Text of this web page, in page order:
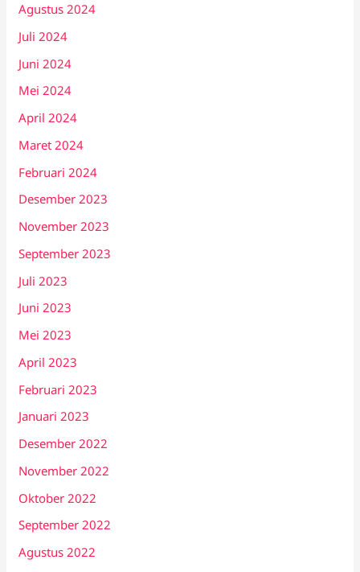
Agustus 2024
Juli 2024
Juni 2024
Mei 2024
April 2024
Maret 2024
Februari 2024
Desember 2023
November 2023
September 2023
Juli 2023
Juni 2023
Mei 2023
April 2023
Februari 2023
Januari 2023
Desember 2022
November 2022
Oktober 2022
September 2022
Agustus 2022